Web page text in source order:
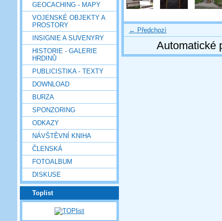
GEOCACHING - MAPY
VOJENSKÉ OBJEKTY A
PROSTORY
INSIGNIE A SUVENYRY
HISTORIE - GALERIE
HRDINŮ
PUBLICISTIKA - TEXTY
DOWNLOAD
BURZA
SPONZORING
ODKAZY
NÁVŠTĚVNÍ KNIHA
ČLENSKÁ
FOTOALBUM
DISKUSE
Toplist
← Předchozí
Automatické